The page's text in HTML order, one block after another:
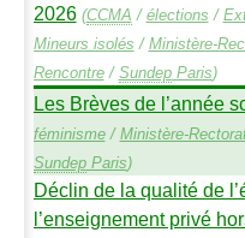
2026 (CCMA / élections /
Mineurs isolés / Ministère-
Rencontre/ SundepParis)
Les Brèves de l’année
féminisme/ Ministère-
SundepParis)
Déclin de la qualité de
l’enseignement privé